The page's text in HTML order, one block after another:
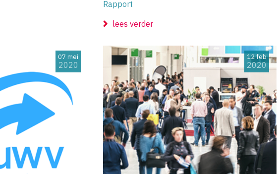
Rapport
lees verder
07 mei
2020
12 feb
2020